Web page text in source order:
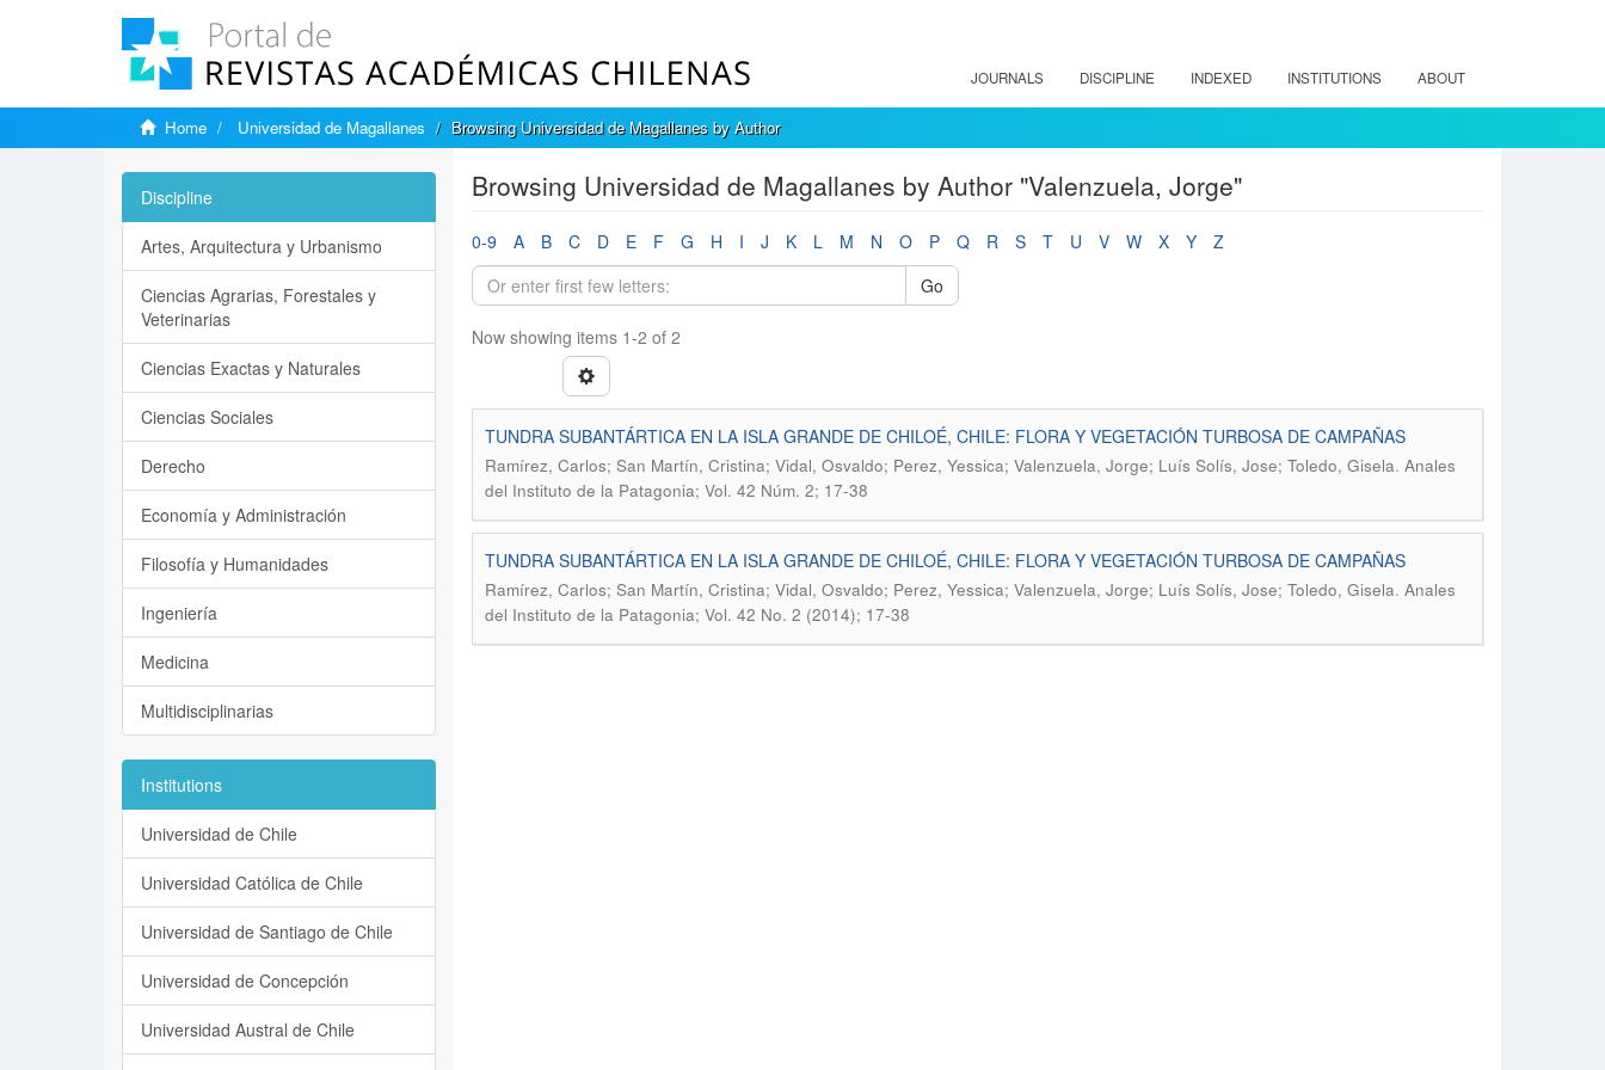
JOURNALS DISCIPLINE INDEXED INSTITUTIONS ABOUT
Home Universidad de Magallanes Browsing Universidad de Magallanes by Author
Browsing Universidad de Magallanes by Author "Valenzuela, Jorge"
0-9 A B C D E F G H I J K L M N O P Q R S T U V W X Y
Z
Go
Now showing items 1-2 of 2
TUNDRA SUBANTÁRTICA EN LA ISLA GRANDE DE CHILOÉ, CHILE: FLORA Y VEGETACIÓN TURBOSA DE CAMPAÑAS
Ramírez, Carlos; San Martín, Cristina; Vidal, Osvaldo; Perez, Yessica; Valenzuela, Jorge; Luís Solís, Jose; Toledo, Gisela. Anales
del Instituto de la Patagonia; Vol. 42 Núm. 2; 17-38
TUNDRA SUBANTÁRTICA EN LA ISLA GRANDE DE CHILOÉ, CHILE: FLORA Y VEGETACIÓN TURBOSA DE CAMPAÑAS
Ramírez, Carlos; San Martín, Cristina; Vidal, Osvaldo; Perez, Yessica; Valenzuela, Jorge; Luís Solís, Jose; Toledo, Gisela. Anales
del Instituto de la Patagonia; Vol. 42 No. 2 (2014); 17-38
Discipline
Artes, Arquitectura y Urbanismo
Ciencias Agrarias, Forestales y
Veterinarias
Ciencias Exactas y Naturales
Ciencias Sociales
Derecho
Economía y Administración
Filosofía y Humanidades
Ingeniería
Medicina
Multidisciplinarias
Institutions
Universidad de Chile
Universidad Católica de Chile
Universidad de Santiago de Chile
Universidad de Concepción
Universidad Austral de Chile